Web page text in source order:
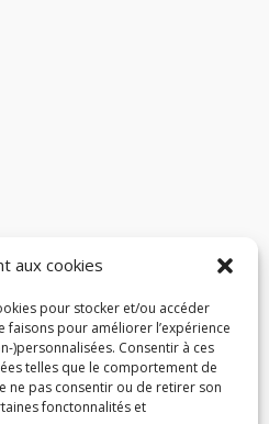
aux cookies
pour stocker et/ou accéder
pour améliorer l’expérience
)personnalisées. Consentir à ces
telles que le comportement de
ne pas consentir ou de retirer son
fonctonnalités et